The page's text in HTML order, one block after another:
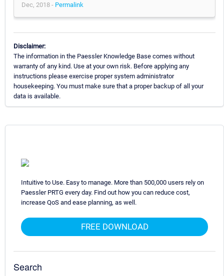
Dec, 2018 - Permalink
Disclaimer:
The information in the Paessler Knowledge Base comes without
warranty of any kind. Use at your own risk. Before applying any
instructions please exercise proper system administrator
housekeeping. You must make sure that a proper backup of all your
data is available.
Intuitive to Use. Easy to manage. More than 500,000 users rely on
Paessler PRTG every day. Find out how you can reduce cost,
increase QoS and ease planning, as well.
FREE DOWNLOAD
Search